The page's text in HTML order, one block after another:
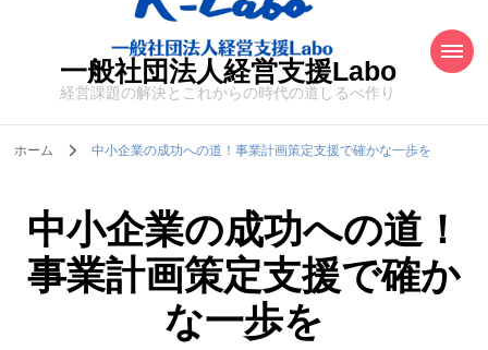
一般社団法人経営支援Labo
経営課題の解決とこれからの時代の道しるべ作り
ホーム 中小企業の成功への道！事業計画策定支援で確かな一歩を
中小企業の成功への道！
事業計画策定支援で確か
な一歩を